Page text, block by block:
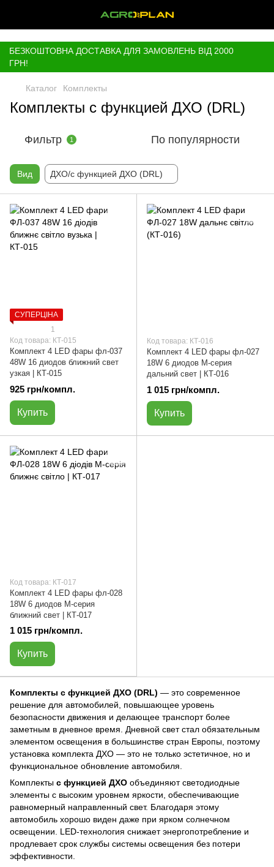
БЕЗКОШТОВНА ДОСТАВКА ДЛЯ ЗАМОВЛЕНЬ ВІД 2000
ГРН!
Каталог Комплекты
Комплекты с функцией ДХО (DRL)
Фильтр 1 По популярности
Вид ДХО/с функцией ДХО (DRL)
СУПЕРЦІНА
1
Код товара: КТ-015
Комплект 4 LED фары фл-037
48W 16 диодов ближний свет
узкая | КТ-015
925 грн/компл.
Купить
Код товара: КТ-016
Комплект 4 LED фары фл-027
18W 6 диодов M-серия
дальний свет | КТ-016
1 015 грн/компл.
Купить
Код товара: КТ-017
Комплект 4 LED фары фл-028
18W 6 диодов M-серия
ближний свет | КТ-017
1 015 грн/компл.
Купить
Комплекты с функцией ДХО (DRL) — это современное
решение для автомобилей, повышающее уровень
безопасности движения и делающее транспорт более
заметным в дневное время. Дневной свет стал обязательным
элементом освещения в большинстве стран Европы, поэтому
установка комплекта ДХО — это не только эстетичное, но и
функциональное обновление автомобиля.
Комплекты с функцией ДХО объединяют светодиодные
элементы с высоким уровнем яркости, обеспечивающие
равномерный направленный свет. Благодаря этому
автомобиль хорошо виден даже при ярком солнечном
освещении. LED-технология снижает энергопотребление и
продлевает срок службы системы освещения без потери
эффективности.